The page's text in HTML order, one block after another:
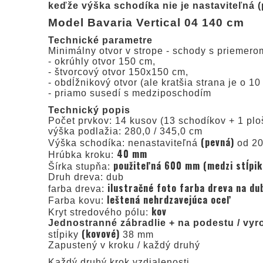
keďže výška schodíka nie je nastaviteľná
Model Bavaria Vertical 04 140 cm
Technické parametre
Minimálny otvor v strope - schody s
- okrúhly otvor 150 cm,
- štvorcový otvor 150x150 cm,
- obdĺžnikový otvor (ale kratšia strana je o
- priamo susedí s medziposchodím
Technický popis
Počet prvkov: 14 kusov (13 schodíkov + 1
výška podlažia: 280,0 / 345,0 cm
Výška schodíka: nenastaviteľná (pevná) od
Hrúbka kroku: 40 mm
Šírka stupňa: použiteľná 600 mm (medzi
Druh dreva: dub
farba dreva: ilustračné foto farba dreva na
Farba kovu: leštená nehrdzavejúca oceľ
Kryt stredového pólu: kov
Jednostranné zábradlie + na podestu /
stĺpiky (kovové) 38 mm
Zapustený v kroku / každý druhý